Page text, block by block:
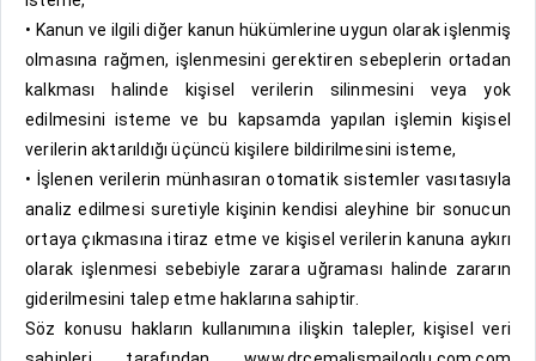
• Kanun ve ilgili diğer kanun hükümlerine uygun olarak işlenmiş
olmasına rağmen, işlenmesini gerektiren sebeplerin ortadan
kalkması halinde kişisel verilerin silinmesini veya yok
edilmesini isteme ve bu kapsamda yapılan işlemin kişisel
verilerin aktarıldığı üçüncü kişilere bildirilmesini isteme,
• İşlenen verilerin münhasıran otomatik sistemler vasıtasıyla
analiz edilmesi suretiyle kişinin kendisi aleyhine bir sonucun
ortaya çıkmasına itiraz etme ve kişisel verilerin kanuna aykırı
olarak işlenmesi sebebiyle zarara uğraması halinde zararın
giderilmesini talep etme haklarına sahiptir.
Söz konusu hakların kullanımına ilişkin talepler, kişisel veri